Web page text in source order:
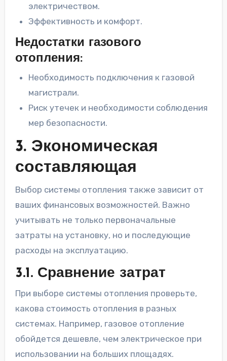
электричеством.
Эффективность и комфорт.
Недостатки газового
отопления:
Необходимость подключения к газовой
магистрали.
Риск утечек и необходимости соблюдения
мер безопасности.
3. Экономическая
составляющая
Выбор системы отопления также зависит от
ваших финансовых возможностей. Важно
учитывать не только первоначальные
затраты на установку, но и последующие
расходы на эксплуатацию.
3.1. Сравнение затрат
При выборе системы отопления проверьте,
какова стоимость отопления в разных
системах. Например, газовое отопление
обойдется дешевле, чем электрическое при
использовании на больших площадях.